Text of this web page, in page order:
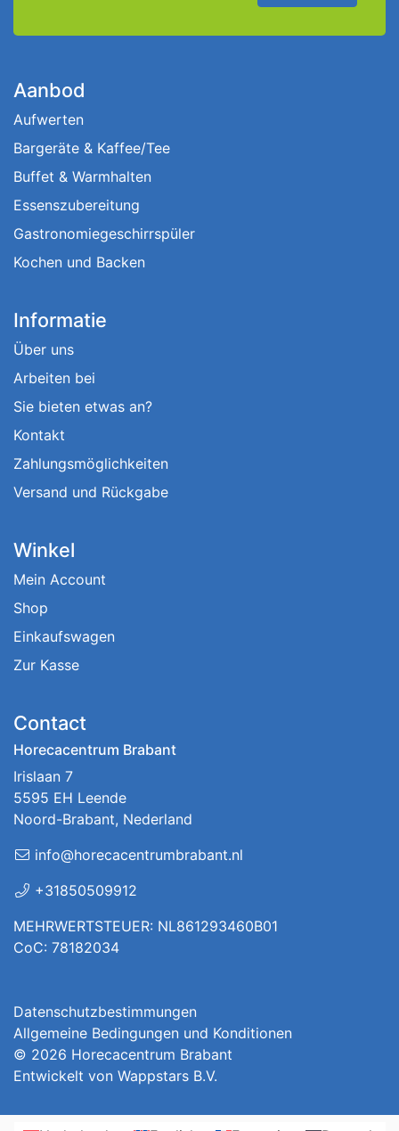
Aanbod
Aufwerten
Bargeräte & Kaffee/Tee
Buffet & Warmhalten
Essenszubereitung
Gastronomiegeschirrspüler
Kochen und Backen
Informatie
Über uns
Arbeiten bei
Sie bieten etwas an?
Kontakt
Zahlungsmöglichkeiten
Versand und Rückgabe
Winkel
Mein Account
Shop
Einkaufswagen
Zur Kasse
Contact
Horecacentrum Brabant
Irislaan 7
5595 EH Leende
Noord-Brabant, Nederland
info@horecacentrumbrabant.nl
+31850509912
MEHRWERTSTEUER: NL861293460B01
CoC: 78182034
Datenschutzbestimmungen
Allgemeine Bedingungen und Konditionen
© 2026 Horecacentrum Brabant
Entwickelt von Wappstars B.V.